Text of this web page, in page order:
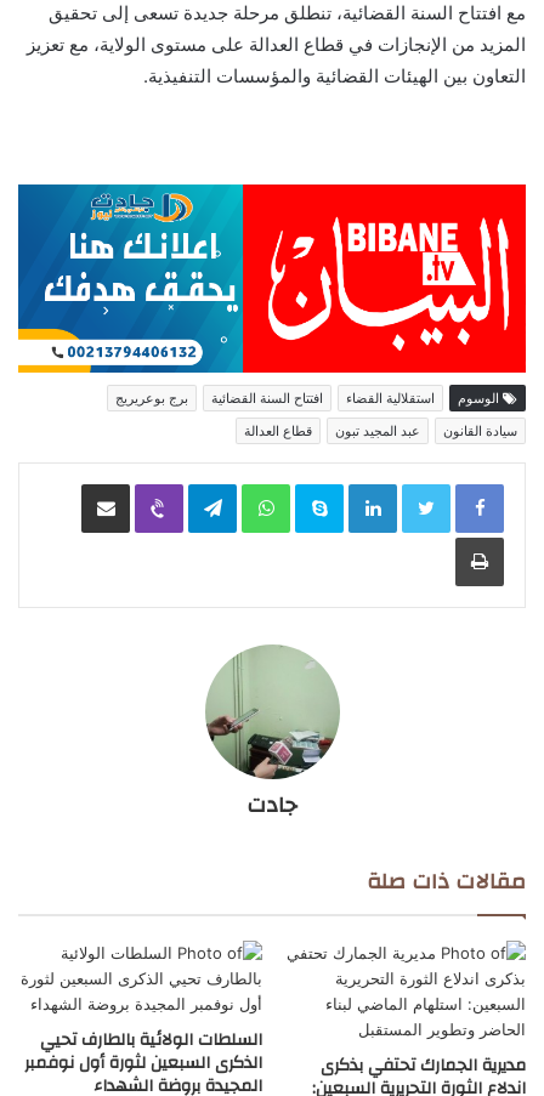
مع افتتاح السنة القضائية، تنطلق مرحلة جديدة تسعى إلى تحقيق
المزيد من الإنجازات في قطاع العدالة على مستوى الولاية، مع تعزيز
التعاون بين الهيئات القضائية والمؤسسات التنفيذية.
الوسوم استقلالية القضاء افتتاح السنة القضائية
برج بوعريريج
سيادة القانون
عبد المجيد تبون قطاع العدالة
LinkedIn
Skype
WhatsApp
Telegram
Viber مشاركة عبر البريد
طباعة
جادت
مقالات ذات صلة
مديرية الجمارك تحتفي بذكرى
اندلاع الثورة التحريرية السبعين:
السلطات الولائية بالطارف تحيي
الذكرى السبعين لثورة أول نوفمبر
المجيدة بروضة الشهداء